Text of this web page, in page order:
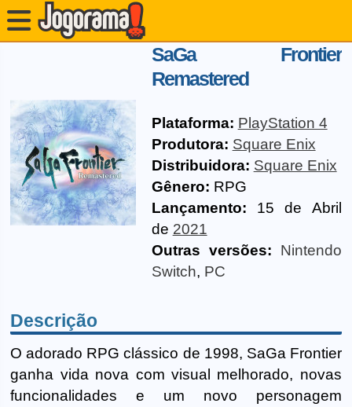
SaGa Frontier
Remastered
Plataforma: PlayStation 4
Produtora: Square Enix
Distribuidora: Square Enix
Gênero: RPG
Lançamento: 15 de Abril
de 2021
Outras versões:
Nintendo
Switch, PC
Descrição
O adorado RPG clássico de 1998, SaGa Frontier
ganha vida nova com visual melhorado, novas
funcionalidades e um novo personagem